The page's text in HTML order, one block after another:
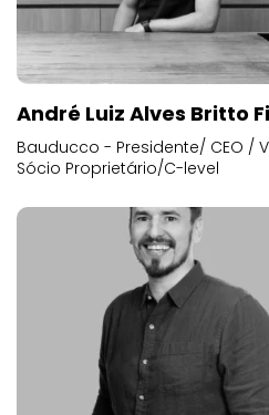
André Luiz Alves Britto
Bauducco - Presidente/ CEO /
Sócio Proprietário/C-level